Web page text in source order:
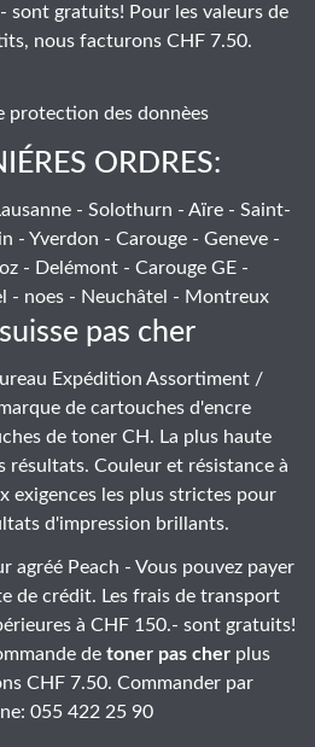
sont gratuits! Pour les valeurs de
nous facturons CHF 7.50.
protection des donnèes
ORDRES:
- Solothurn - Aïre - Saint-
- Yverdon - Carouge - Geneve -
- Delémont - Carouge GE -
- noes - Neuchâtel - Montreux
pas cher
Expédition Assortiment /
de cartouches d'encre
de toner CH. La plus haute
résultats. Couleur et résistance à
exigences les plus strictes pour
d'impression brillants.
agréé Peach - Vous pouvez payer
de crédit. Les frais de transport
à CHF 150.- sont gratuits!
de toner pas cher plus
CHF 7.50. Commander par
055 422 25 90